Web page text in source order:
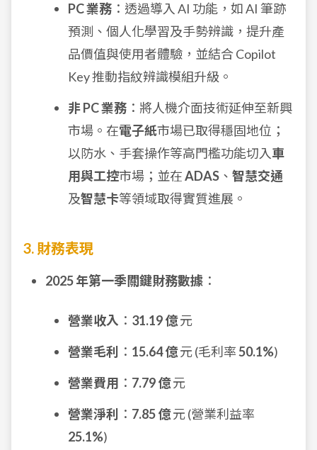
PC 業務 ：透過導入 AI 功能，如 AI 筆跡
預測、個人化學習及手勢辨識，提升產
品價值與使用者體驗，並結合 Copilot
Key 推動指紋辨識模組升級。
非 PC 業務 ：將人機介面技術延伸至新興
市場。在電子紙市場已取得穩固地位；
以防水、手套操作等高門檻功能切入車
用與工控市場；並在ADAS 、 智慧交通
及智慧卡等領域取得實質進展。
3. 財務表現
2025 年第一季關鍵財務數據 ：
營業收入 ： 31.19 億元
營業毛利
： 15.64 億元 (毛利率50.1%)
營業費用 ： 7.79 億元
營業淨利
： 7.85 億元 (營業利益率
25.1%)